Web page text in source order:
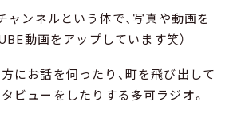
ャンネルという体で、写真や動画を
動画をアップしています笑）
にお話を伺ったり、町を飛び出して
ビューをしたりする多可ラジオ。